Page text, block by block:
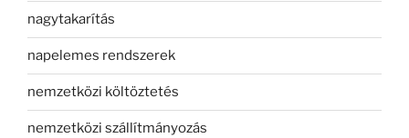
nagytakarítás
napelemes rendszerek
nemzetközi költöztetés
nemzetközi szállítmányozás